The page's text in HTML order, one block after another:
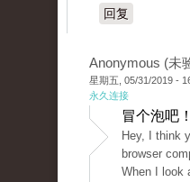
回复
Anonymous (未
星期五, 05/31/2019 -
永久连接
冒个泡吧
Hey, I think
browser
When I look